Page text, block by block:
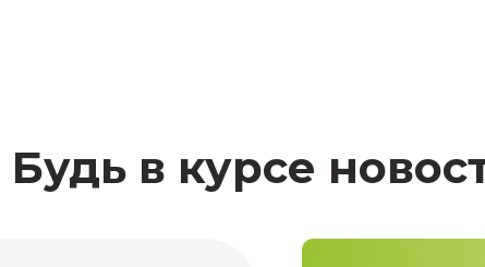
Будь в курсе